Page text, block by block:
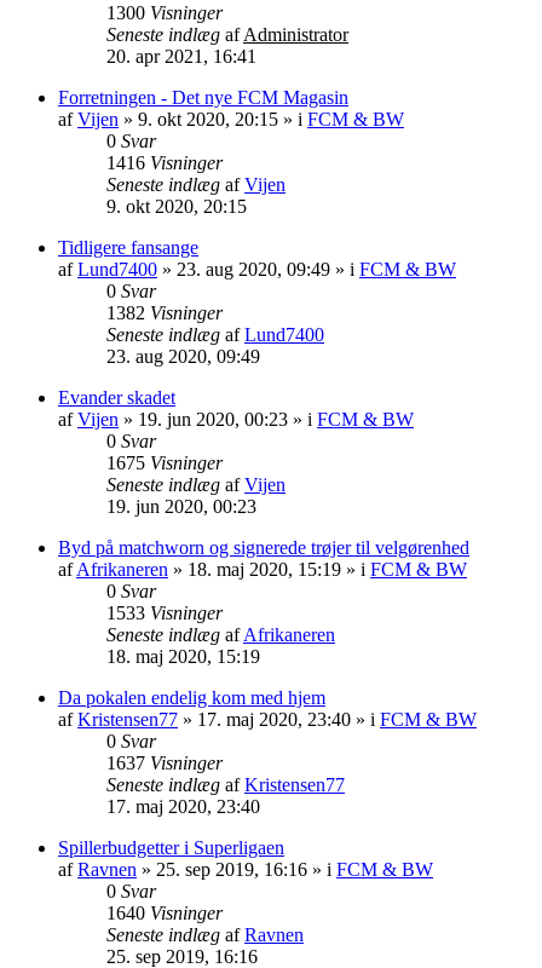
1300 Visninger
Seneste indlæg afAdministrator
20. apr 2021, 16:41
Forretningen - Det nye FCM Magasin
afVijen » 9. okt 2020, 20:15 » i FCM & BW
0 Svar
1416 Visninger
Seneste indlæg afVijen
9. okt 2020, 20:15
Tidligere fansange
afLund7400 » 23. aug 2020, 09:49 » i FCM & BW
0 Svar
1382 Visninger
Seneste indlæg afLund7400
23. aug 2020, 09:49
Evander skadet
afVijen » 19. jun 2020, 00:23 » i FCM & BW
0 Svar
1675 Visninger
Seneste indlæg afVijen
19. jun 2020, 00:23
Byd på matchworn og signerede trøjer til velgørenhed
afAfrikaneren » 18. maj 2020, 15:19 » i FCM & BW
0 Svar
1533 Visninger
Seneste indlæg afAfrikaneren
18. maj 2020, 15:19
Da pokalen endelig kom med hjem
afKristensen77 » 17. maj 2020, 23:40 » i FCM & BW
0 Svar
1637 Visninger
Seneste indlæg afKristensen77
17. maj 2020, 23:40
Spillerbudgetter i Superligaen
afRavnen » 25. sep 2019, 16:16 » i FCM & BW
0 Svar
1640 Visninger
Seneste indlæg afRavnen
25. sep 2019, 16:16